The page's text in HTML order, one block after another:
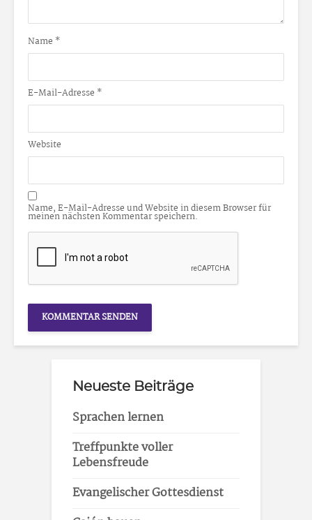
Name *
E-Mail-Adresse *
Website
Name, E-Mail-Adresse und Website in diesem Browser für
meinen nächsten Kommentar speichern.
Neueste Beiträge
Sprachen lernen
Treffpunkte voller
Lebensfreude
Evangelischer Gottesdienst